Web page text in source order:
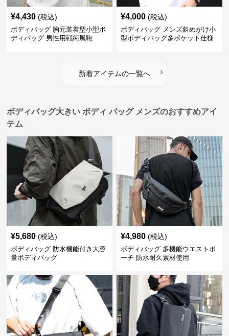
¥4,430 (税込)
ボディバッグ 胸元装着型小型ボ
ディバッグ 男性用戦術風鞄
¥4,000 (税込)
ボディバッグ メンズ斜めがけ小
型ボディバッグ多ポケット仕様
新着アイテムの一覧へ ›
ボディバッグ大きい ボディ バッグ メンズのおすすめアイ
テム
¥5,680 (税込)
ボディバッグ 防水機能付き大容
量ボディバッグ
¥4,980 (税込)
ボディバッグ 多機能ウエストポ
ーチ 防水耐久素材使用